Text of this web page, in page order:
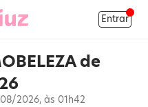
Entrar
de
2026, às 01h42